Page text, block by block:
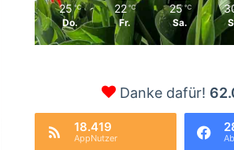
25 ℃
Do.
22 ℃
Fr.
25 ℃
Sa.
Danke dafür!
18.419
AppNutzer